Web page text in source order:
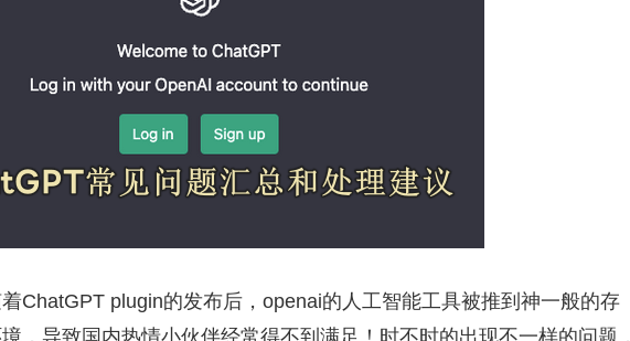
ChatGPT plugin的发布后，openai的人工智能工具被推到神一般的存